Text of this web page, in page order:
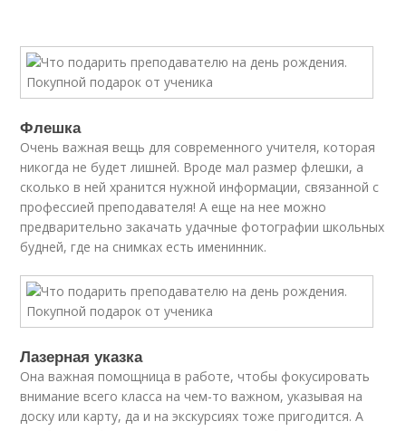
Флешка
Очень важная вещь для современного учителя, которая
никогда не будет лишней. Вроде мал размер флешки, а
сколько в ней хранится нужной информации, связанной с
профессией преподавателя! А еще на нее можно
предварительно закачать удачные фотографии школьных
будней, где на снимках есть именинник.
Лазерная указка
Она важная помощница в работе, чтобы фокусировать
внимание всего класса на чем-то важном, указывая на
доску или карту, да и на экскурсиях тоже пригодится. А